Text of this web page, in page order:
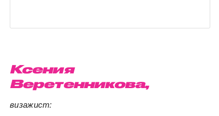
Ксения
Веретенникова,
визажист: